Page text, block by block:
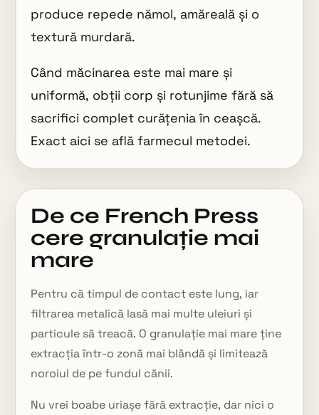
produce repede nămol, amăreală și o
textură murdară.
Când măcinarea este mai mare și
uniformă, obții corp și rotunjime fără să
sacrifici complet curățenia în ceașcă.
Exact aici se află farmecul metodei.
De ce French Press
cere granulație mai
mare
Pentru că timpul de contact este lung, iar
filtrarea metalică lasă mai multe uleiuri și
particule să treacă. O granulație mai mare ține
extracția într-o zonă mai blândă și limitează
noroiul de pe fundul cănii.
Nu vrei boabe uriașe fără extracție, dar nici o